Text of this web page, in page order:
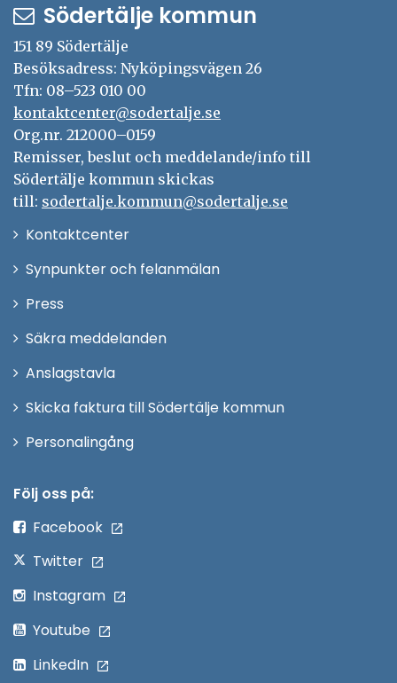
Södertälje kommun
151 89 Södertälje
Besöksadress: Nyköpingsvägen 26
Tfn: 08–523 010 00
kontaktcenter@sodertalje.se
Org.nr. 212000–0159
Remisser, beslut och meddelande/info till
Södertälje kommun skickas
till: sodertalje.kommun@sodertalje.se
KontaktcenterÖppna
Synpunkter och felanmälan
Press
fönster
Säkra meddelanden
Anslagstavla
Skicka faktura till Södertälje kommun
PersonalingångÖppna
Följ oss på:
Facebook
Twitter
Instagram
Youtube
LinkedIn